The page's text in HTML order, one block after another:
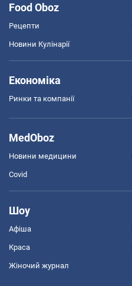
Food Oboz
Рецепти
Новини Кулінарії
Економіка
Ринки та компанії
MedOboz
Новини медицини
Covid
Шоу
Афіша
Краса
Жіночий журнал